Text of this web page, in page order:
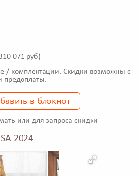
310 071 руб)
/ комплектации. Скидки возможны с
предоплаты.
в блокнот
или для запроса скидки
2024